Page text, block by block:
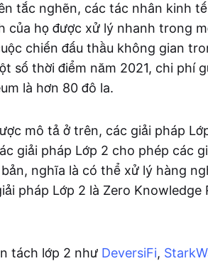
tắc nghẽn, các tác nhân kinh
của họ được xử lý nhanh trong
chiến đấu thầu không gian
số thời điểm năm 2021, chi phí
là hơn 80 đô la.
mô tả ở trên, các giải pháp
giải pháp Lớp 2 cho phép các
nghĩa là có thể xử lý hàng
pháp Lớp 2 là Zero Knowledge
tách lớp 2 như DeversiFi,